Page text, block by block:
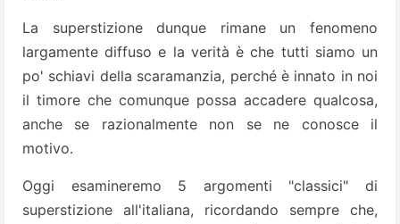
La superstizione dunque rimane un fenomeno
largamente diffuso e la verità è che tutti siamo un
po' schiavi della scaramanzia, perché è innato in noi
il timore che comunque possa accadere qualcosa,
anche se razionalmente non se ne conosce il
motivo.
Oggi esamineremo 5 argomenti "classici" di
superstizione all'italiana, ricordando sempre che,